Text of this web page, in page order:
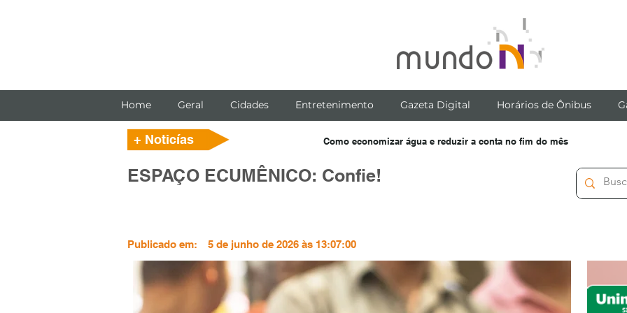
Home Geral Cidades Entretenimento Gazeta Digital Horários de Ônibus
Como economizar água e reduzir a conta no fim do mês
+ Noticías
ESPAÇO ECUMÊNICO: Confie!
Publicado em: 5 de junho de 2026 às 13:07:00